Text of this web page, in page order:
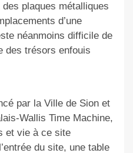
plaques métalliques
d’une
néanmoins difficile de
des trésors enfouis
par la Ville de Sion et
Wallis Time Machine,
et vie à ce site
du site, une table